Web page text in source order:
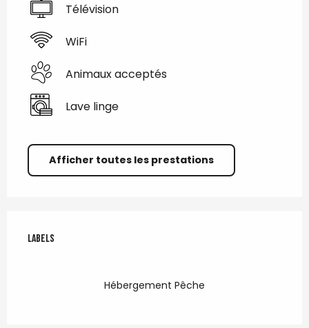
Télévision
WiFi
Animaux acceptés
Lave linge
Afficher toutes les prestations
Labels
Labels
Hébergement Pêche